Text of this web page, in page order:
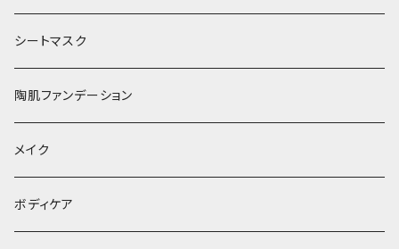
シートマスク
陶肌ファンデーション
メイク
ボディケア